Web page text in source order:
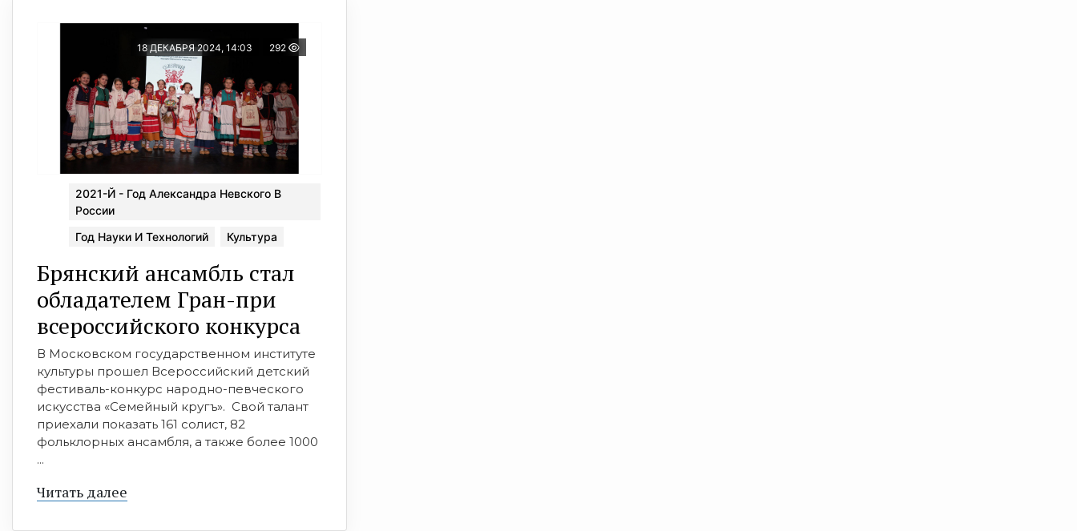
18 ДЕКАБРЯ 2024, 14:03 292
2021-Й - Год Александра Невского В
России
Год Науки И Технологий
Культура
Брянский ансамбль стал
обладателем Гран-при
всероссийского конкурса
В Московском государственном институте
культуры прошел Всероссийский детский
фестиваль-конкурс народно-певческого
искусства «Семейный кругъ». Свой талант
приехали показать 161 солист, 82
фольклорных ансамбля, а также более 1000
...
Читать далее